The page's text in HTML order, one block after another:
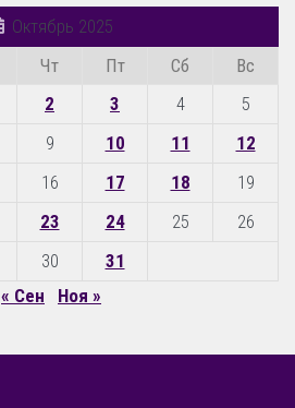
Октябрь 2025
Чт Пт Сб
Вс
2 3 4
5
9 10 11
12
16 17 18
19
23 24 25
26
30
31
« Сен
Ноя »